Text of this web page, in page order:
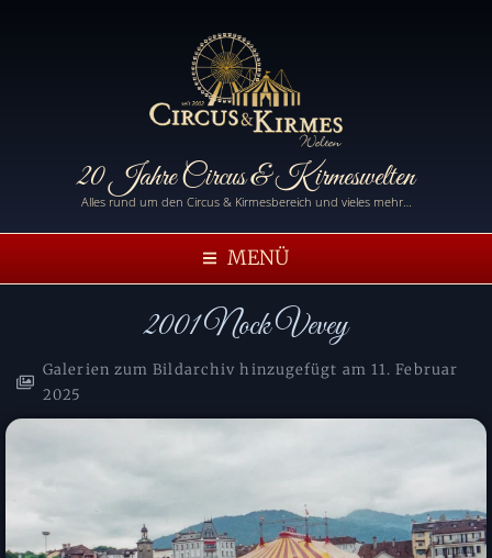
20 Jahre Circus & Kirmeswelten
Alles rund um den Circus & Kirmesbereich und vieles mehr…
MENÜ
2001 Nock Vevey
Galerien zum Bildarchiv hinzugefügt am 11. Februar
2025